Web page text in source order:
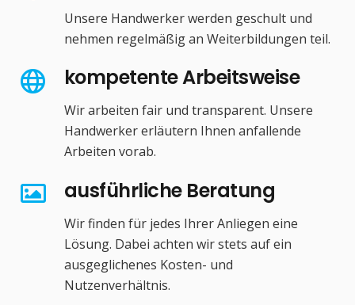
Unsere Handwerker werden geschult und
nehmen regelmäßig an Weiterbildungen teil.
kompetente Arbeitsweise
Wir arbeiten fair und transparent. Unsere
Handwerker erläutern Ihnen anfallende
Arbeiten vorab.
ausführliche Beratung
Wir finden für jedes Ihrer Anliegen eine
Lösung. Dabei achten wir stets auf ein
ausgeglichenes Kosten- und
Nutzenverhältnis.